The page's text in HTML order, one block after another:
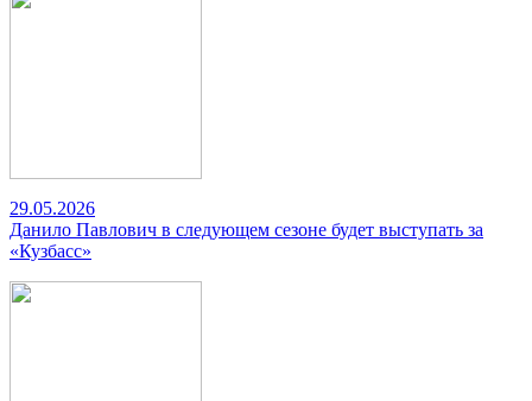
29.05.2026
Данило Павлович в следующем сезоне будет выступать за
«Кузбасс»